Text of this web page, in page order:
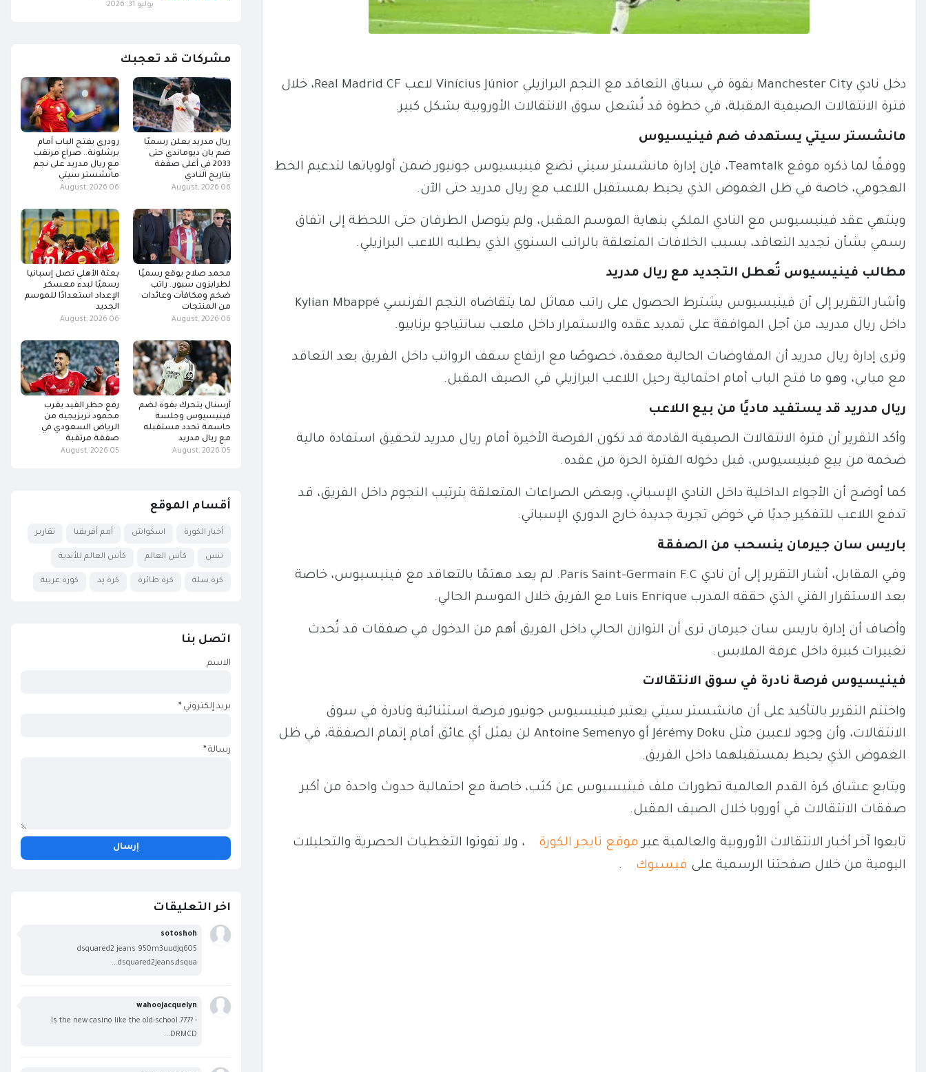
دخل ناديManchester City بقوة في سباق التعاقد مع النجم البرازيليVinícius Júnior لاعب Real Madrid CF، خلال
فترة الانتقالات الصيفية المقبلة، في خطوة قد تُشعل سوق الانتقالات الأوروبية بشكل كبير.
مانشستر سيتي يستهدف ضم فينيسيوس
ووفقًا لما ذكره موقع Teamtalk، فإن إدارة مانشستر سيتي تضع فينيسيوس جونيور ضمن أولوياتها لتدعيم الخط
الهجومي، خاصة في ظل الغموض الذي يحيط بمستقبل اللاعب مع ريال مدريد حتى الآن.
وينتهي عقد فينيسيوس مع النادي الملكي بنهاية الموسم المقبل، ولم يتوصل الطرفان حتى اللحظة إلى اتفاق
رسمي بشأن تجديد التعاقد، بسبب الخلافات المتعلقة بالراتب السنوي الذي يطلبه اللاعب البرازيلي.
مطالب فينيسيوس تُعطل التجديد مع ريال مدريد
وأشار التقرير إلى أن فينيسيوس يشترط الحصول على راتب مماثل لما يتقاضاه النجم الفرنسي Kylian Mbappé
داخل ريال مدريد، من أجل الموافقة على تمديد عقده والاستمرار داخل ملعب سانتياجو برنابيو.
وترى إدارة ريال مدريد أن المفاوضات الحالية معقدة، خصوصًا مع ارتفاع سقف الرواتب داخل الفريق بعد التعاقد
مع مبابي، وهو ما فتح الباب أمام احتمالية رحيل اللاعب البرازيلي في الصيف المقبل.
ريال مدريد قد يستفيد ماديًا من بيع اللاعب
وأكد التقرير أن فترة الانتقالات الصيفية القادمة قد تكون الفرصة الأخيرة أمام ريال مدريد لتحقيق استفادة مالية
ضخمة من بيع فينيسيوس، قبل دخوله الفترة الحرة من عقده.
كما أوضح أن الأجواء الداخلية داخل النادي الإسباني، وبعض الصراعات المتعلقة بترتيب النجوم داخل الفريق، قد
تدفع اللاعب للتفكير جديًا في خوض تجربة جديدة خارج الدوري الإسباني.
باريس سان جيرمان ينسحب من الصفقة
وفي المقابل، أشار التقرير إلى أن نادي Paris Saint-Germain F.C.
لم يعد مهتمًا بالتعاقد مع فينيسيوس، خاصة
بعد الاستقرار الفني الذي حققه المدرب Luis Enrique مع الفريق خلال الموسم الحالي.
وأضاف أن إدارة باريس سان جيرمان ترى أن التوازن الحالي داخل الفريق أهم من الدخول في صفقات قد تُحدث
تغييرات كبيرة داخل غرفة الملابس.
فينيسيوس فرصة نادرة في سوق الانتقالات
واختتم التقرير بالتأكيد على أن مانشستر سيتي يعتبر فينيسيوس جونيور فرصة استثنائية ونادرة في سوق
الانتقالات، وأن وجود لاعبين مثل Jérémy Doku أو Antoine Semenyo لن يمثل أي عائق أمام إتمام الصفقة، في ظل
الغموض الذي يحيط بمستقبلهما داخل الفريق.
ويتابع عشاق كرة القدم العالمية تطورات ملف فينيسيوس عن كثب، خاصة مع احتمالية حدوث واحدة من أكبر
صفقات الانتقالات في أوروبا خلال الصيف المقبل.
تابعوا آخر أخبار الانتقالات الأوروبية والعالمية عبر موقع تايجر الكورة
، ولا تفوتوا التغطيات الحصرية والتحليلات
اليومية من خلال صفحتنا الرسمية على فيسبوك .
يوليو 31, 2026
مشركات قد تعجبك
ريال مدريد يعلن رسميًا
ضم يان ديوماندي حتى
2033 في أغلى صفقة
بتاريخ النادي
06 August, 2026
رودري يفتح الباب أمام
برشلونة.. صراع مرتقب
مع ريال مدريد على نجم
مانشستر سيتي
06 August, 2026
محمد صلاح يوقع رسميًا
لطرابزون سبور.. راتب
ضخم ومكافآت وعائدات
من المنتجات
06 August, 2026
بعثة الأهلي تصل إسبانيا
رسميًا لبدء معسكر
الإعداد استعدادًا للموسم
الجديد
06 August, 2026
أرسنال يتحرك بقوة لضم
فينيسيوس وجلسة
حاسمة تحدد مستقبله
مع ريال مدريد
05 August, 2026
رفع حظر القيد يقرب
محمود تريزيجيه من
الرياض السعودي في
صفقة مرتقبة
05 August, 2026
أقسام الموقع
أخبار الكورة اسكواش أمم أفريقيا تقارير
تنس كأس العالم كأس العالم للأندية
كرة سلة كرة طائرة كرة يد كورة عربية
اتصل بنا
الاسم
بريد إلكتروني*
رسالة*
اخر التعليقات
sotoshoh
dsquared2 jeans 950m3uudjq605
dsquared2jeans,dsqua...
wahoojacquelyn
Is the new casino like the old-school 777? -
DRMCD...